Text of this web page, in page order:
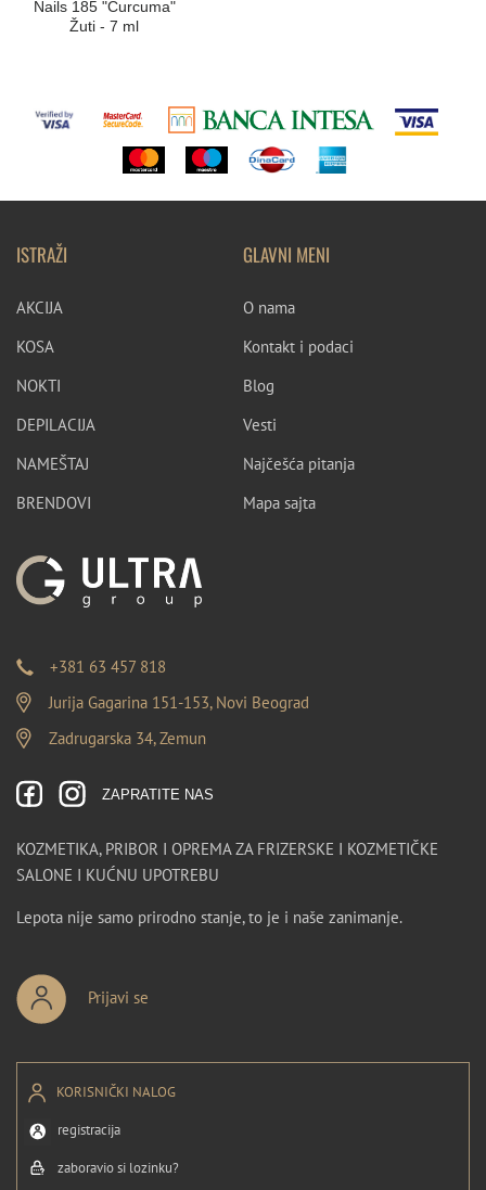
Nails 185 "Curcuma"
Žuti - 7 ml
ISTRAŽI
AKCIJA
KOSA
NOKTI
DEPILACIJA
NAMEŠTAJ
BRENDOVI
GLAVNI MENI
O nama
Kontakt i podaci
Blog
Vesti
Najčešća pitanja
Mapa sajta
+381 63 457 818
Jurija Gagarina 151-153, Novi Beograd
Zadrugarska 34, Zemun
ZAPRATITE NAS
KOZMETIKA, PRIBOR I OPREMA ZA FRIZERSKE I KOZMETIČKE
SALONE I KUĆNU UPOTREBU
Lepota nije samo prirodno stanje, to je i naše zanimanje.
Prijavi se
KORISNIČKI NALOG
registracija
zaboravio si lozinku?